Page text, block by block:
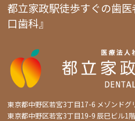
都立家政駅徒歩すぐの歯
口歯科』
東京都中野区若宮3丁目17-6 メゾンドグ
東京都中野区若宮3丁目19-9 辰巳ビル1階